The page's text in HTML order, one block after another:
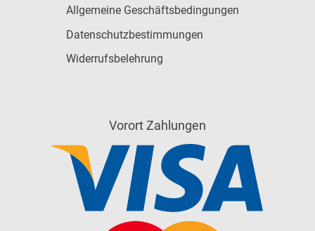
Allgemeine Geschäftsbedingungen
Datenschutzbestimmungen
Widerrufsbelehrung
Vorort Zahlungen